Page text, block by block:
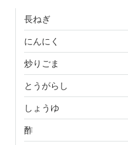
長ねぎ
にんにく
炒りごま
とうがらし
しょうゆ
酢